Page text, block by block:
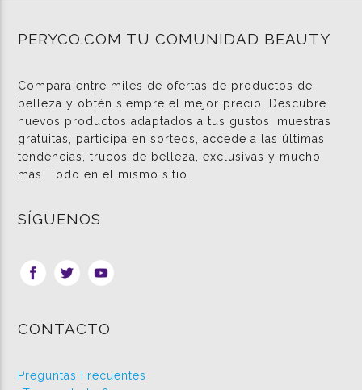
PERYCO.COM TU COMUNIDAD BEAUTY
Compara entre miles de ofertas de productos de
belleza y obtén siempre el mejor precio. Descubre
nuevos productos adaptados a tus gustos, muestras
gratuitas, participa en sorteos, accede a las últimas
tendencias, trucos de belleza, exclusivas y mucho
más. Todo en el mismo sitio.
SÍGUENOS
CONTACTO
Preguntas Frecuentes